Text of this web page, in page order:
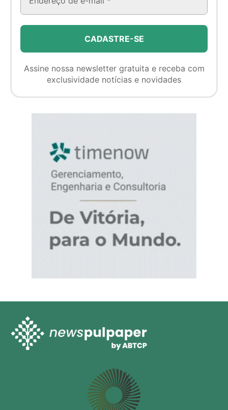
Assine nossa newsletter gratuita e receba com
exclusividade notícias e novidades